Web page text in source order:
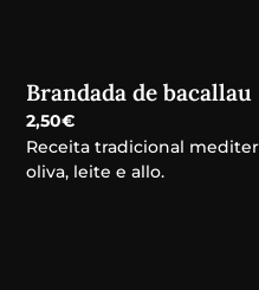
Brandada de bacallau
2,50€
Receita tradicional
oliva, leite e allo.